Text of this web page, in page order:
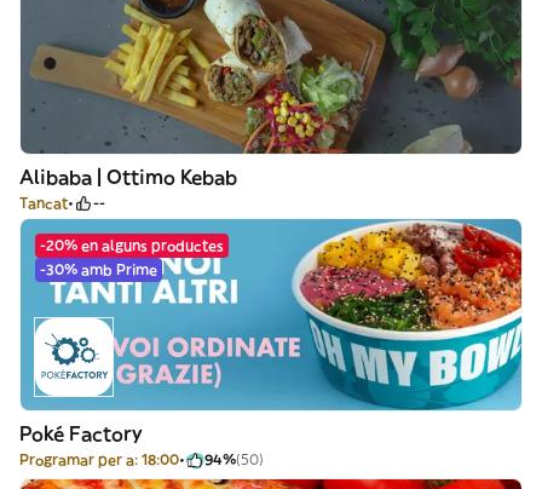
Alibaba | Ottimo Kebab
Tancat --
-20% en alguns productes
-30% amb Prime
Poké Factory
Programar per a: 18:00 94%(50)